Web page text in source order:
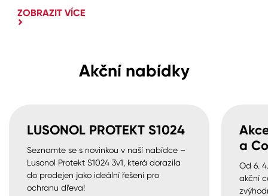
ZOBRAZIT VÍCE
Akční nabídky
LUSONOL PROTEKT S1024
Seznamte se s novinkou v naší nabídce –
Lusonol Protekt S1024 3v1, která dorazila
do prodejen jako ideální řešení pro
ochranu dřeva!
a
Od 6.
akční